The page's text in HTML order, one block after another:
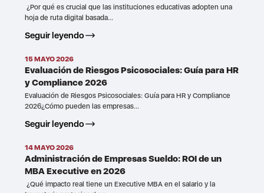
¿Por qué es crucial que las instituciones educativas adopten una
hoja de ruta digital basada...
Seguir leyendo
15 MAYO 2026
Evaluación de Riesgos Psicosociales: Guía para HR
y Compliance 2026
Evaluación de Riesgos Psicosociales: Guía para HR y Compliance
2026¿Cómo pueden las empresas...
Seguir leyendo
14 MAYO 2026
Administración de Empresas Sueldo: ROI de un
MBA Executive en 2026
¿Qué impacto real tiene un Executive MBA en el salario y la